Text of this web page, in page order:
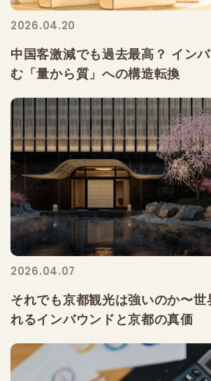
2026.04.20
中国客激減でも過去最高？ イン
む「量から質」への構造転換
2026.04.07
それでも京都観光は強いのか〜
れるインバウンドと京都の真価